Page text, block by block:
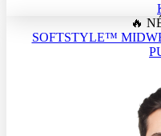
🔥
SOFTSTYLE™